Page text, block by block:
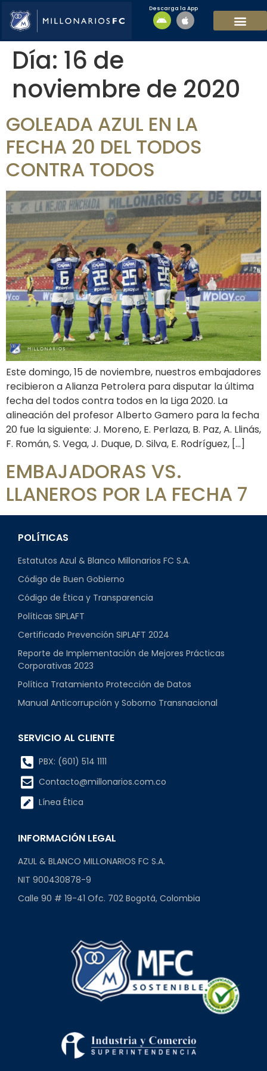
Descarga la App
Día: 16 de
noviembre de 2020
GOLEADA AZUL EN LA
FECHA 20 DEL TODOS
CONTRA TODOS
Este domingo, 15 de noviembre, nuestros embajadores
recibieron a Alianza Petrolera para disputar la última
fecha del todos contra todos en la Liga 2020. La
alineación del profesor Alberto Gamero para la fecha
20 fue la siguiente: J. Moreno, E. Perlaza, B. Paz, A. Llinás,
F. Román, S. Vega, J. Duque, D. Silva, E. Rodríguez, […]
EMBAJADORAS VS.
LLANEROS POR LA FECHA 7
POLÍTICAS
Estatutos Azul & Blanco Millonarios FC S.A.
Código de Buen Gobierno
Código de Ética y Transparencia
Políticas SIPLAFT
Certificado Prevención SIPLAFT 2024
Reporte de Implementación de Mejores Prácticas
Corporativas 2023
Política Tratamiento Protección de Datos
Manual Anticorrupción y Soborno Transnacional
SERVICIO AL CLIENTE
PBX: (601) 514 1111
Contacto@millonarios.com.co
Línea Ética
INFORMACIÓN LEGAL
AZUL & BLANCO MILLONARIOS FC S.A.
NIT 900430878-9
Calle 90 # 19-41 Ofc. 702 Bogotá, Colombia